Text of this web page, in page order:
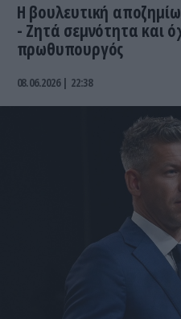
Η βουλευτική
- Ζητά σεμνότητα και
πρωθυπουργός
08.06.2026 | 22:38